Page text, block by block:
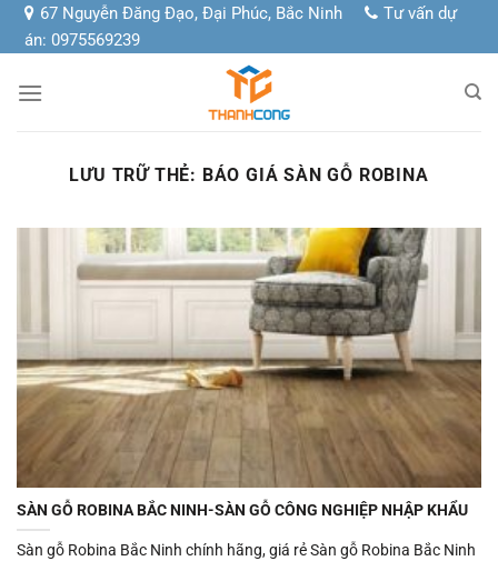
Chuyển
đến
dung
67 Nguyễn Đăng Đạo, Đại Phúc, Bắc Ninh
Tư vấn dự
án: 0975569239
LƯU TRỮ THẺ: BÁO GIÁ SÀN GỖ ROBINA
SÀN GỖ ROBINA BẮC NINH-SÀN GỖ CÔNG NGHIỆP NHẬP KHẨU
Sàn gỗ Robina Bắc Ninh chính hãng, giá rẻ Sàn gỗ Robina Bắc Ninh